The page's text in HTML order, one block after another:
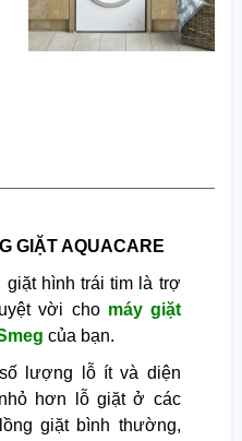
GIẶT AQUACARE
giặt hình trái tim là trợ
vời cho máy giặt
của bạn.
lượng lỗ ít và diện
hơn lỗ giặt ở các
giặt bình thường,